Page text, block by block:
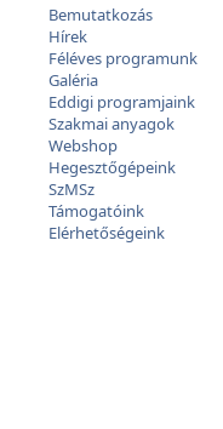
Bemutatkozás
Hírek
Féléves programunk
Galéria
Eddigi programjaink
Szakmai anyagok
Webshop
Hegesztőgépeink
SzMSz
Támogatóink
Elérhetőségeink